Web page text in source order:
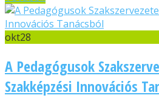
okt28
A Pedagógusok
Szakképzési Innovációs